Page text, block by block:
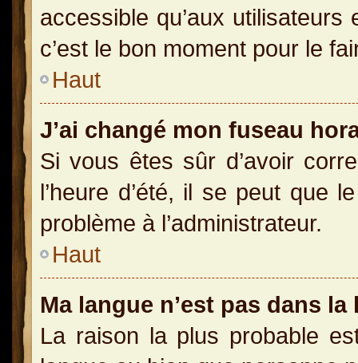
accessible qu’aux
c’est le bon moment pour le
Haut
J’ai changé mon fuseau
Si vous êtes sûr d’avoir
l’heure d’été, il se peut que
problème à l’administrateur.
Haut
Ma langue n’est pas dans la
La raison la plus probable